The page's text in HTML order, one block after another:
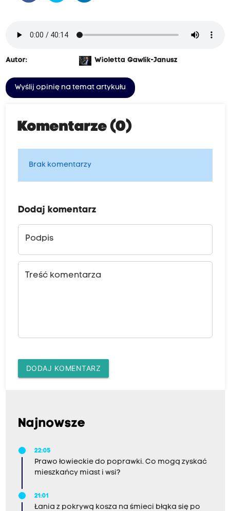
Autor: Wioletta Gawlik-Janusz
Wyślij opinię na temat artykułu
Komentarze (0)
Brak komentarzy
Dodaj komentarz
Podpis
Treść komentarza
DODAJ KOMENTARZ
Najnowsze
22:05
Prawo łowieckie do poprawki. Co mogą zyskać
mieszkańcy miast i wsi?
21:01
Łania z pokrywą kosza na śmieci błąka się po